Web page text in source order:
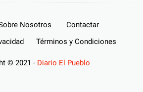
Nosotros
Contactar
Términos y Condiciones
© 2021 - Diario El Pueblo